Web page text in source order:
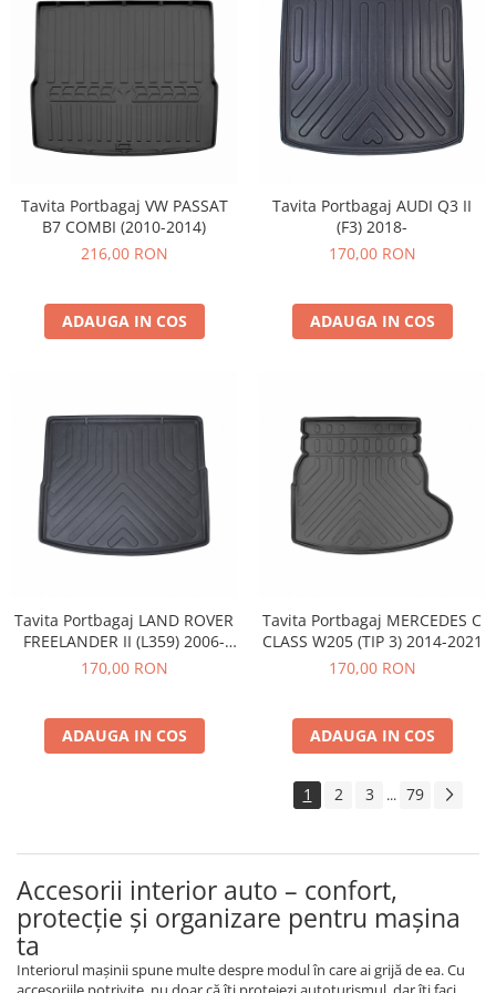
Tavita Portbagaj VW PASSAT
B7 COMBI (2010-2014)
216,00 RON
ADAUGA IN COS
Tavita Portbagaj AUDI Q3 II
(F3) 2018-
170,00 RON
ADAUGA IN COS
Tavita Portbagaj LAND ROVER
FREELANDER II (L359) 2006-
2014
170,00 RON
ADAUGA IN COS
Tavita Portbagaj MERCEDES C
CLASS W205 (TIP 3) 2014-2021
170,00 RON
ADAUGA IN COS
1 2 3 ... 79
Accesorii interior auto – confort,
protecție și organizare pentru mașina
ta
Interiorul mașinii spune multe despre modul în care ai grijă de ea. Cu